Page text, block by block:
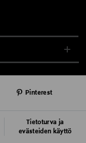
Tietoturva ja
evästeiden käyttö
Pinterest